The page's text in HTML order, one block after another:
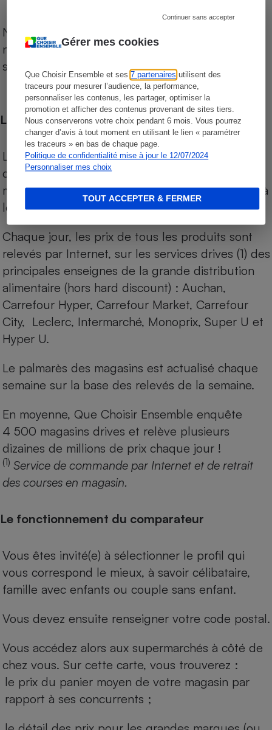
Gérer mes cookies
Que Choisir Ensemble et ses7 partenaires utilisent des
traceurs pour mesurer l’audience, la performance,
personnaliser les contenus, les partager, optimiser la
promotion et afficher des contenus provenant de sites tiers.
Nous conserverons votre choix pendant 6 mois. Vous pourrez
changer d’avis à tout moment en utilisant le lien « paramétrer
les traceurs » en bas de chaque page.
Politique de confidentialité mise à jour le 12/07/2024
Personnaliser mes choix
Continuer sans accepter
TOUT ACCEPTER & FERMER
Notre comparateur de supermarchés propose le
niveau de prix des supermarchés, géolocalisés
sur le territoire français.
Les comparaisons de prix
Les comparaisons sont réalisées sur l’ensemble
des produits des magasins. Les produits de
marques de distributeurs (MDD) sont comparés à
leurs équivalents chez leurs concurrents.
Chaque jour, les prix de tous les produits sont
relevés par Internet, sur les services drives (1) des
principales enseignes de la grande distribution
alimentaire (hors hard discount) : Auchan,
Carrefour Hyper, Carrefour Market, Carrefour
City, Leclerc, Intermarché, Monoprix, Super U et
Hyper U.
Le palmarès des magasins est actualisé chaque
semaine sur la base des relevés de la semaine.
En moyenne, Que Choisir Ensemble enquête
4 500 magasins drives et relève plusieurs
dizaines de millions de prix chaque jour !
(1) Service de commande par Internet et de retrait
des courses en magasin.
Le fonctionnement du comparateur
Vous êtes invité(e) à sélectionner le profil qui
vous correspond le mieux, à savoir célibataire,
famille avec enfants ou couple sans enfant.
Vous devez ensuite renseigner votre code postal.
Vous accédez alors aux supermarchés à côté de
chez vous. Sur cette carte, vous trouverez :
le prix du panier moyen de votre magasin par
rapport à ses concurrents ;